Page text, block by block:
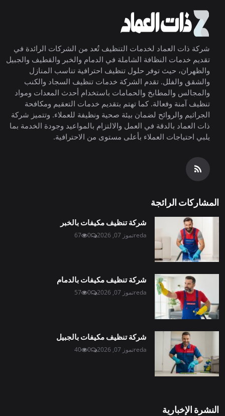
شركة ذات العماد لخدمات التنظيف تُعد من الشركات الرائدة في
تقديم خدمات النظافة الشاملة في الدمام والخبر والقطيف والجبيل
والظهران، حيث توفر حلول تنظيف احترافية تناسب المنازل
والشقق والفلل. تقدم الشركة خدمات تنظيف السجاد والكنب
والمجالس والمطابخ والحمامات باستخدام أحدث المعدات ومواد
تنظيف آمنة وفعالة. كما تهتم بتقديم خدمات التعقيم ومكافحة
الجراثيم والروائح لضمان بيئة صحية ونظيفة للعملاء. وتتميز شركة
ذات العماد بالدقة في العمل والالتزام بالمواعيد وجودة الخدمة بما
يلبي احتياجات العملاء بأعلى مستوى من الاحترافية.
المشاركات الرائجة
شركة تنظيف مكيفات بالخبر
redaتموز 07, 2026 0
67
شركة تنظيف مكيفات بالدمام
redaتموز 07, 2026 0
57
شركة تنظيف مكيفات بالجبيل
redaتموز 07, 2026 0
40
النشرة الإخبارية